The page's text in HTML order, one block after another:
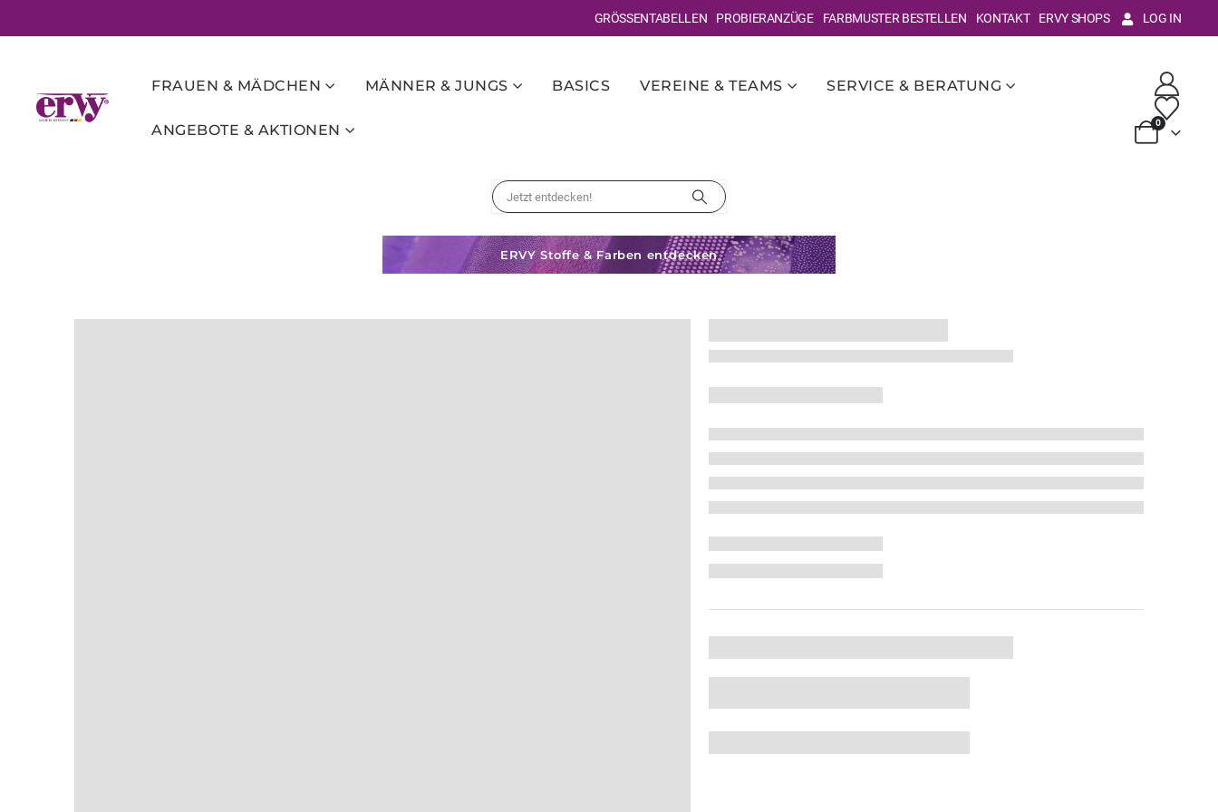
GRÖSSENTABELLEN PROBIERANZÜGE FARBMUSTER BESTELLEN KONTAKT ERVY SHOPS LOG IN
FRAUEN & MÄDCHEN MÄNNER & JUNGS BASICS VEREINE & TEAMS SERVICE & BERATUNG
ANGEBOTE & AKTIONEN 0
ERVY Stoffe & Farben entdecken